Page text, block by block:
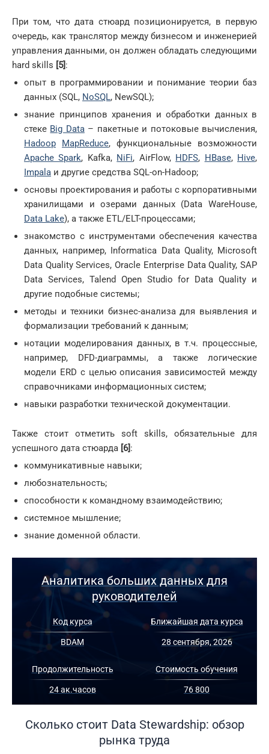
При том, что дата стюард позиционируется, в первую
очередь, как транслятор между бизнесом и инженерией
управления данными, он должен обладать следующими
hard skills [5]:
опыт в программировании и понимание теории баз
данных (SQL, NoSQL, NewSQL);
знание принципов хранения и обработки данных в
стеке Big Data– пакетные и потоковые вычисления,
Hadoop
MapReduce, функциональные возможности
Apache Spark, Kafka, NiFi, AirFlow, HDFS, HBase, Hive,
Impala и другие средства SQL-on-Hadoop;
основы проектирования и работы с корпоративными
хранилищами и озерами данных (Data WareHouse,
Data Lake), а также ETL/ELT-процессами;
знакомство с инструментами обеспечения качества
данных, например, Informatica Data Quality, Microsoft
Data Quality Services, Oracle Enterprise Data Quality, SAP
Data Services, Talend Open Studio for Data Quality и
другие подобные системы;
методы и техники бизнес-анализа для выявления и
формализации требований к данным;
нотации моделирования данных, в т.ч. процессные,
например, DFD-диаграммы, а также логические
модели ERD с целью описания зависимостей между
справочниками информационных систем;
навыки разработки технической документации.
Также стоит отметить soft skills, обязательные для
успешного дата стюарда [6]:
коммуникативные навыки;
любознательность;
способности к командному взаимодействию;
системное мышление;
знание доменной области.
Аналитика больших данных для
руководителей
Код курса
BDAM
Ближайшая дата курса
28 сентября, 2026
Продолжительность
24 ак.часов
Стоимость обучения
76 800
Сколько стоит Data Stewardship: обзор
рынка труда